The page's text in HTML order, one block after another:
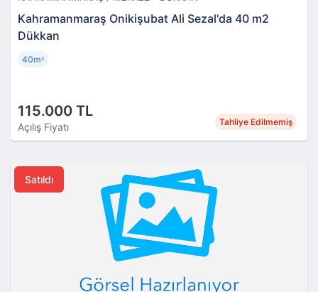
Kahramanmaraş Onikişubat Ali Sezal'da 40 m2
Dükkan
115.000 TL
Açılış Fiyatı Tahliye Edilmemiş
40m²
Satıldı